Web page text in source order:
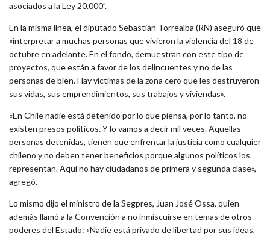
asociados a la Ley 20.000”.
En la misma línea, el diputado Sebastián Torrealba (RN) aseguró que
«interpretar a muchas personas que vivieron la violencia del 18 de
octubre en adelante. En el fondo, demuestran con este tipo de
proyectos, que están a favor de los delincuentes y no de las
personas de bien. Hay víctimas de la zona cero que les destruyeron
sus vidas, sus emprendimientos, sus trabajos y viviendas».
«En Chile nadie está detenido por lo que piensa, por lo tanto, no
existen presos políticos. Y lo vamos a decir mil veces. Aquellas
personas detenidas, tienen que enfrentar la justicia como cualquier
chileno y no deben tener beneficios porque algunos políticos los
representan. Aquí no hay ciudadanos de primera y segunda clase»,
agregó.
Lo mismo dijo el ministro de la Segpres, Juan José Ossa, quien
además llamó a la Convención a no inmiscuirse en temas de otros
poderes del Estado: «Nadie está privado de libertad por sus ideas,